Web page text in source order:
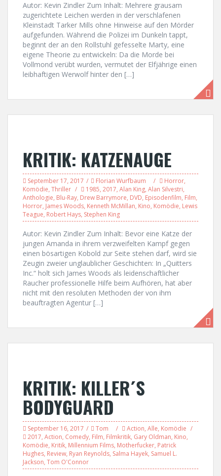
Autor: Kevin Zindler Zum Inhalt: Mehrere grausam
zugerichtete Leichen werden in der verschlafenen
Kleinstadt Tarker Mills ohne Hinweise auf den Mörder
aufgefunden. Während die Polizei im Dunkeln tappt,
beginnt der an den Rollstuhl gefesselte Marty, eine
eigene Theorie zu entwickeln: Da die Morde bei
Vollmond verübt wurden, vermutet der Elfjährige einen
leibhaftigen Werwolf hinter den […]
KRITIK: KATZENAUGE
September 17, 2017 Florian Wurfbaum Horror,
Komödie, Thriller 1985, 2017, Alan King, Alan Silvestri,
Anthologie, Blu-Ray, Drew Barrymore, DVD, Episodenfilm, Film,
Horror, James Woods, Kenneth McMillan, Kino, Komödie, Lewis
Teague, Robert Hays, Stephen King
Autor: Kevin Zindler Zum Inhalt: Bevor eine Katze der
jungen Amanda in ihrem verzweifelten Kampf gegen
einen bösartigen Kobold zur Seite stehen darf, wird sie
Zeugin zweier unglaublicher Geschichten: In „Quitters
Inc.“ holt sich James Woods als leidenschaftlicher
Raucher professionelle Hilfe beim Aufhören, hat aber
nicht mit den resoluten Methoden der von ihm
beauftragten Agentur […]
KRITIK: KILLER´S
BODYGUARD
September 16, 2017 Tom Action, Alle, Komödie
2017, Action, Comedy, Film, Filmkritik, Gary Oldman, Kino,
Komödie, Kritik, Millennium Films, Motherfucker, Patrick
Hughes, Review, Ryan Reynolds, Salma Hayek, Samuel L.
Jackson, Tom O'Connor